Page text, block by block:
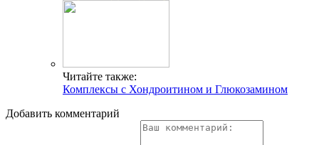
Читайте также:
Комплексы с Хондроитином и Глюкозамином
Добавить комментарий